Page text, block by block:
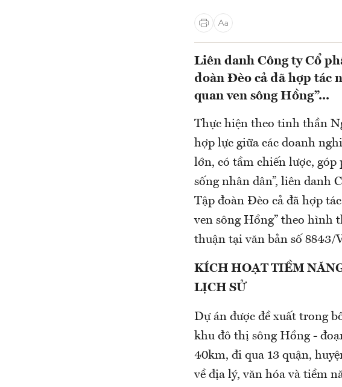
Liên danh Công ty Cổ
đoàn Đèo cả đã hợp tác
quan ven sông Hồng”...
Thực hiện theo tinh thần
hợp lực giữa các doanh
lớn, có tầm chiến lược, góp
sống nhân dân”, liên danh
Tập đoàn Đèo cả đã hợp
ven sông Hồng” theo hình
thuận tại văn bản số 8843/
KÍCH HOẠT TIỀM
LỊCH SỬ
Dự án được đề xuất trong
khu đô thị sông Hồng -
40km, đi qua 13 quận,
về địa lý, văn hóa và tiềm